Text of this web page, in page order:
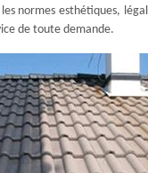
normes esthétiques,
de toute demande.